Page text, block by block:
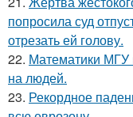
попросила суд
отрезать ей голову.
22. Математики
на людей.
23. Рекордное